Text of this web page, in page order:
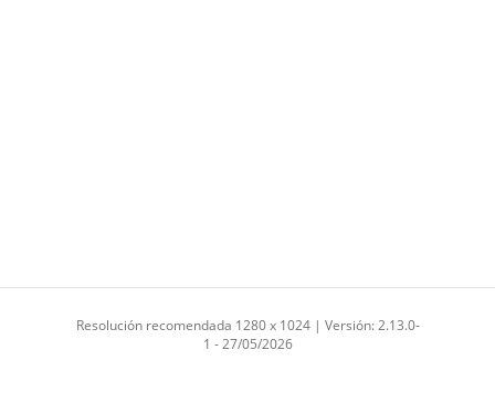
Resolución recomendada 1280 x 1024 | Versión: 2.13.0-
1 - 27/05/2026